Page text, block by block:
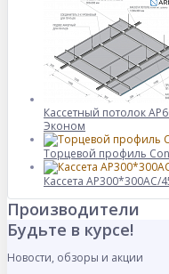
Кассетный потолок
Эконом
Торцевой профиль
Кассета
Производители
Будьте в курсе!
Новости, обзоры и акции